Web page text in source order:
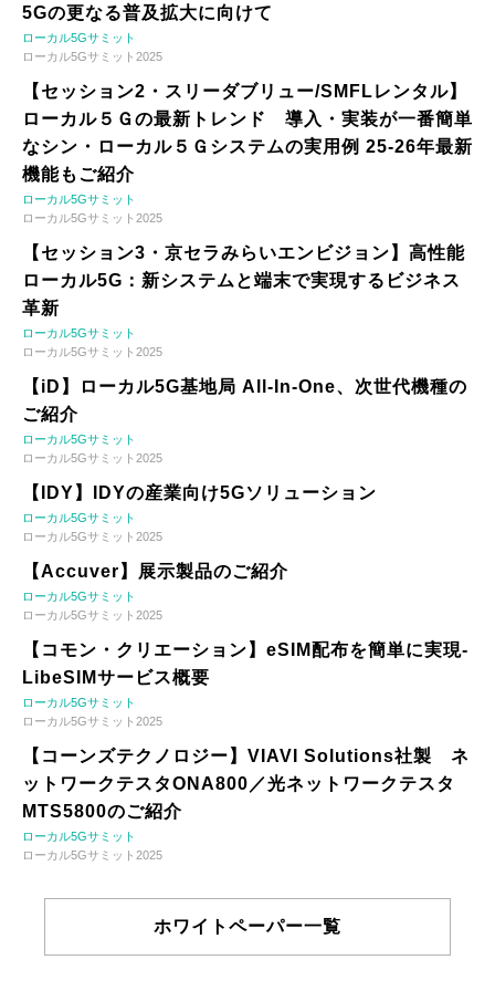
5Gの更なる普及拡大に向けて
ローカル5Gサミット
ローカル5Gサミット2025
【セッション2・スリーダブリュー/SMFLレンタル】
ローカル５Ｇの最新トレンド 導入・実装が一番簡単
なシン・ローカル５Ｇシステムの実用例 25-26年最新
機能もご紹介
ローカル5Gサミット
ローカル5Gサミット2025
【セッション3・京セラみらいエンビジョン】高性能
ローカル5G：新システムと端末で実現するビジネス
革新
ローカル5Gサミット
ローカル5Gサミット2025
【iD】ローカル5G基地局 All-In-One、次世代機種の
ご紹介
ローカル5Gサミット
ローカル5Gサミット2025
【IDY】IDYの産業向け5Gソリューション
ローカル5Gサミット
ローカル5Gサミット2025
【Accuver】展示製品のご紹介
ローカル5Gサミット
ローカル5Gサミット2025
【コモン・クリエーション】eSIM配布を簡単に実現-
LibeSIMサービス概要
ローカル5Gサミット
ローカル5Gサミット2025
【コーンズテクノロジー】VIAVI Solutions社製 ネ
ットワークテスタONA800／光ネットワークテスタ
MTS5800のご紹介
ローカル5Gサミット
ローカル5Gサミット2025
ホワイトペーパー一覧